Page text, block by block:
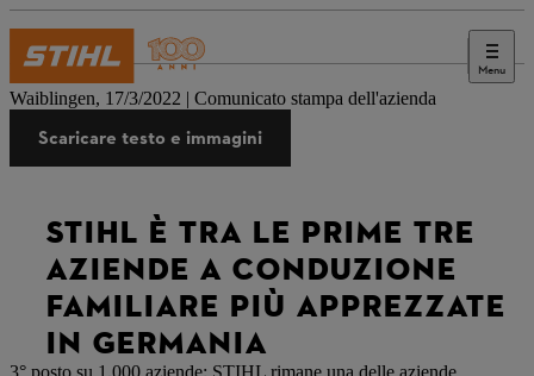
Menu
Stampa
Waiblingen, 17/3/2022 | Comunicato stampa dell'azienda
Scaricare testo e immagini
STIHL È TRA LE PRIME TRE
AZIENDE A CONDUZIONE
FAMILIARE PIÙ APPREZZATE
IN GERMANIA
3° posto su 1.000 aziende: STIHL rimane una delle aziende